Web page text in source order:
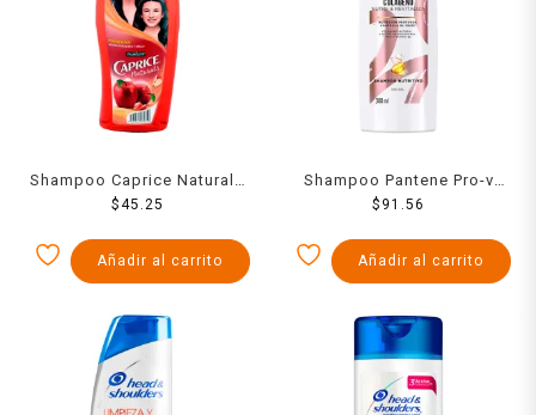
Shampoo Caprice Naturals
fórmula natural con
brillo 760 ml
$45.25
Añadir al carrito
Shampoo Pantene Pro-v
Miracles colágeno nutre &
$ 91.56
Añadir al carrito